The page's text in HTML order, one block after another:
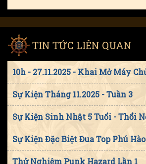
TIN TỨC LIÊN QUAN
Sự Kiện Tháng 11.2025 - Tuần 3
Sự Kiện Đặc Biệt Đua Top Phú Hào
Thử Nghiệm Punk Hazard Lần 1